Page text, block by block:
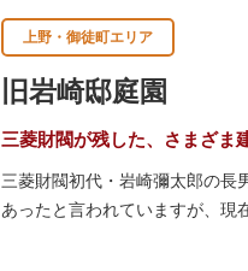
す。
川沿いには「隅田川テラス」と
を楽しんだ後は、オープンカフ
隅田川にかかる橋々も、それぞ
上野・御徒町エリア
旧岩崎邸庭園
三菱財閥が残した、さまざま
三菱財閥初代・岩崎彌太郎の長
あったと言われていますが、現